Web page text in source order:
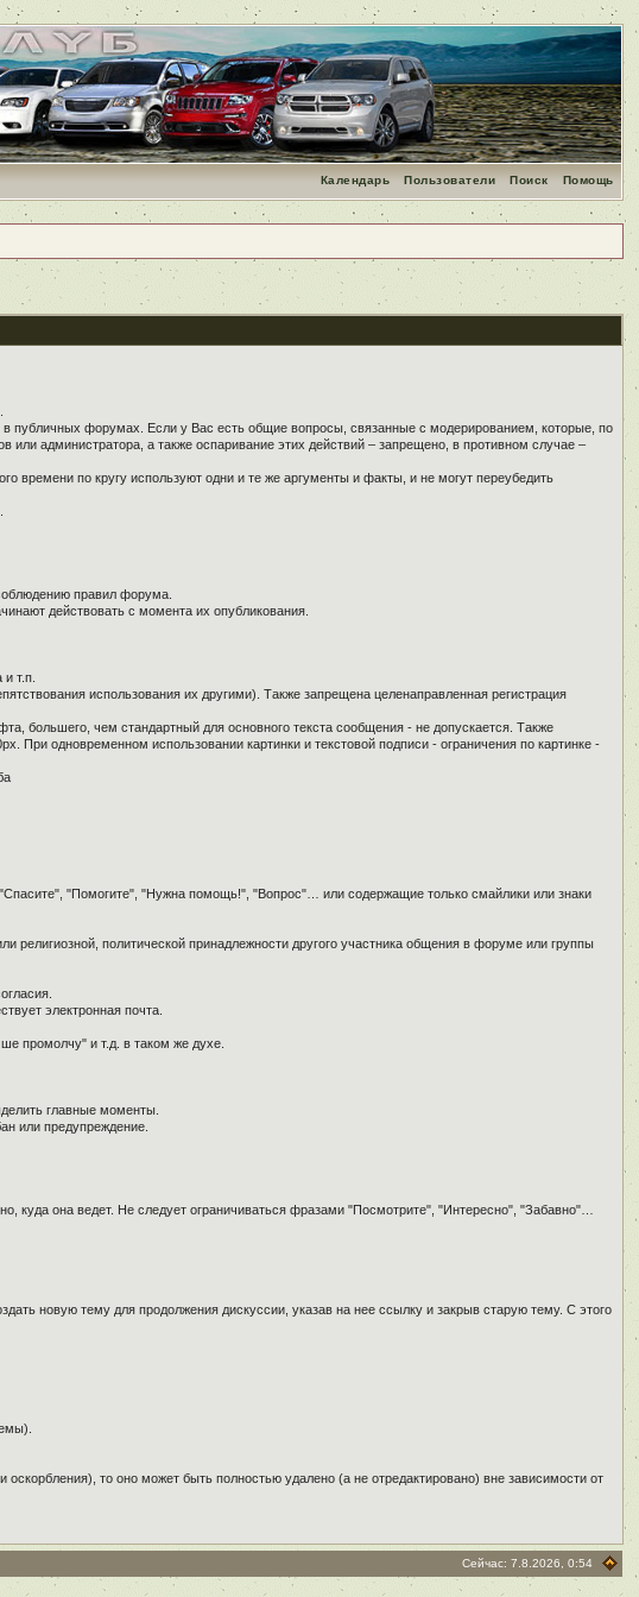
Помощь
Поиск
Пользователи
Календарь
в публичных форумах. Если у Вас есть общие вопросы, связанные с модерированием, которые, по
администратора, а также оспаривание этих действий – запрещено, в противном случае –
времени по кругу используют одни и те же аргументы и факты, и не могут переубедить
правил форума.
действовать с момента их опубликования.
т.п.
использования их другими). Также запрещена целенаправленная регистрация
большего, чем стандартный для основного текста сообщения - не допускается. Также
При одновременном использовании картинки и текстовой подписи - ограничения по картинке -
"Помогите", "Нужна помощь!", "Вопрос"… или содержащие только смайлики или знаки
политической принадлежности другого участника общения в форуме или группы
электронная почта.
промолчу" и т.д. в таком же духе.
главные моменты.
или предупреждение.
куда она ведет. Не следует ограничиваться фразами "Посмотрите", "Интересно", "Забавно"…
новую тему для продолжения дискуссии, указав на нее ссылку и закрыв старую тему. С этого
то оно может быть полностью удалено (а не отредактировано) вне зависимости от
Сейчас: 7.8.2026, 0:54